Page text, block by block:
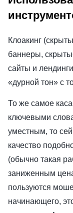
Клоакинг
баннеры,
сайты и
«дурной тон» с
То же самое
ключевыми
уместным, то
качество
(обычно такая
заниженным
пользуются
начинающего,